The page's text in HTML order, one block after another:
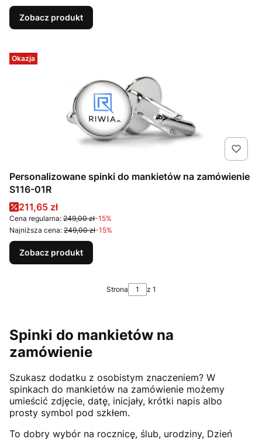
Zobacz produkt
Okazja
Personalizowane spinki do mankietów na zamówienie
S116-01R
Cena promocyjna
211,65 zł
Cena regularna: 249,00 zł-15%
Najniższa cena: 249,00 zł-15%
Zobacz produkt
Strona z 1
Spinki do mankietów na
zamówienie
Szukasz dodatku z osobistym znaczeniem? W
spinkach do mankietów na zamówienie możemy
umieścić zdjęcie, datę, inicjały, krótki napis albo
prosty symbol pod szkłem.
To dobry wybór na rocznicę, ślub, urodziny, Dzień